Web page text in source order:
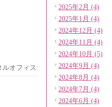
ルオフィス
2025年2月 (4)
2025年1月 (4)
2024年12月 (4)
2024年11月 (4)
2024年10月 (5)
2024年9月 (4)
2024年8月 (4)
2024年7月 (4)
2024年6月 (4)